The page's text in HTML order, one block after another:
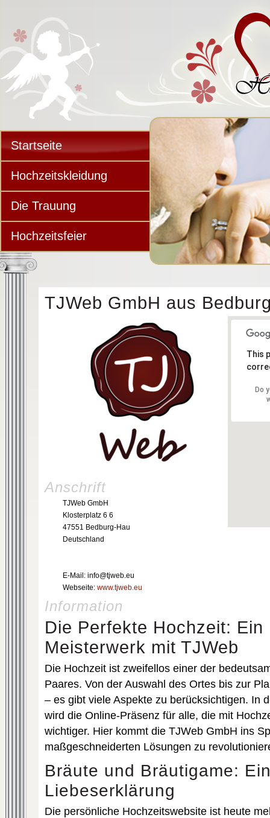
Startseite
Hochzeitskleidung
Die Trauung
Hochzeitsfeier
TJWeb GmbH aus
This
Do
Anschrift
TJWeb GmbH
Klosterplatz 6 6
47551 Bedburg-Hau
Deutschland
E-Mail: info@tjweb.eu
Webseite: www.tjweb.eu
Information
Die Perfekte Hochzeit: Ein
Meisterwerk mit TJWeb
Die Hochzeit ist zweifellos einer der
Paares. Von der Auswahl des Ortes bis zur
– es gibt viele Aspekte zu berücksichtigen. In
wird die Online-Präsenz für alle, die mit
wichtiger. Hier kommt die TJWeb GmbH ins
maßgeschneiderten Lösungen zu
Bräute und Bräutigame:
Liebeserklärung
Die persönliche Hochzeitswebsite ist heute